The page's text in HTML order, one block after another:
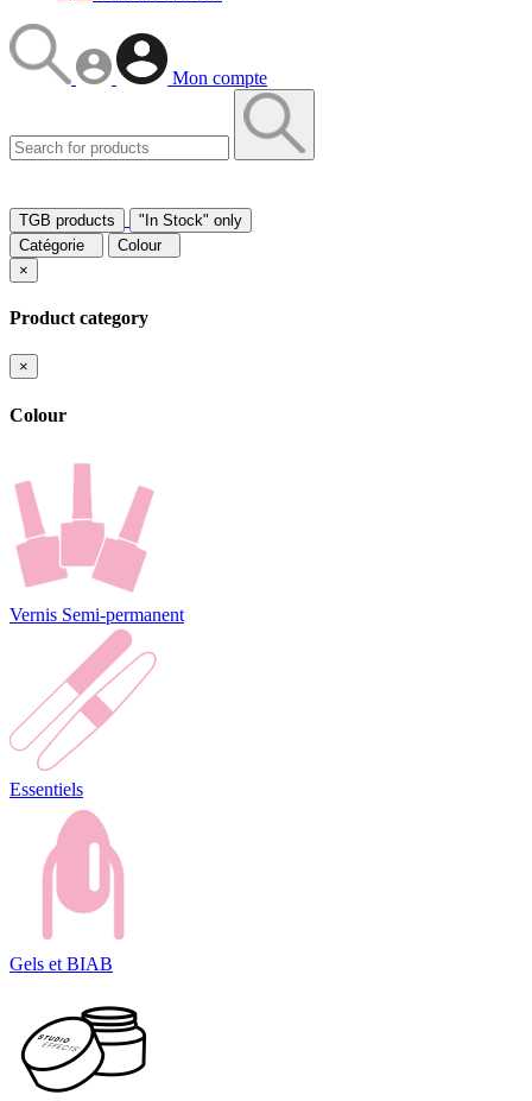
Mon compte
TGB products
"In Stock" only
Catégorie
Colour
×
Product category
×
Colour
Vernis Semi-permanent
Essentiels
Gels et BIAB